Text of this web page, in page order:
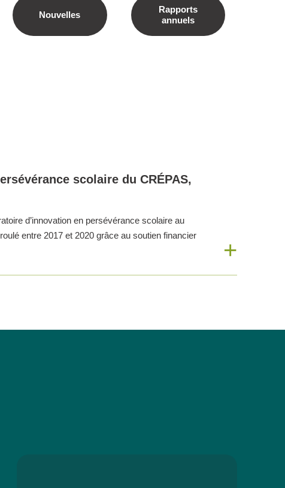
Nouvelles
Rapports
annuels
scolaire du CRÉPAS,
d’innovation en persévérance scolaire au
entre 2017 et 2020 grâce au soutien financier